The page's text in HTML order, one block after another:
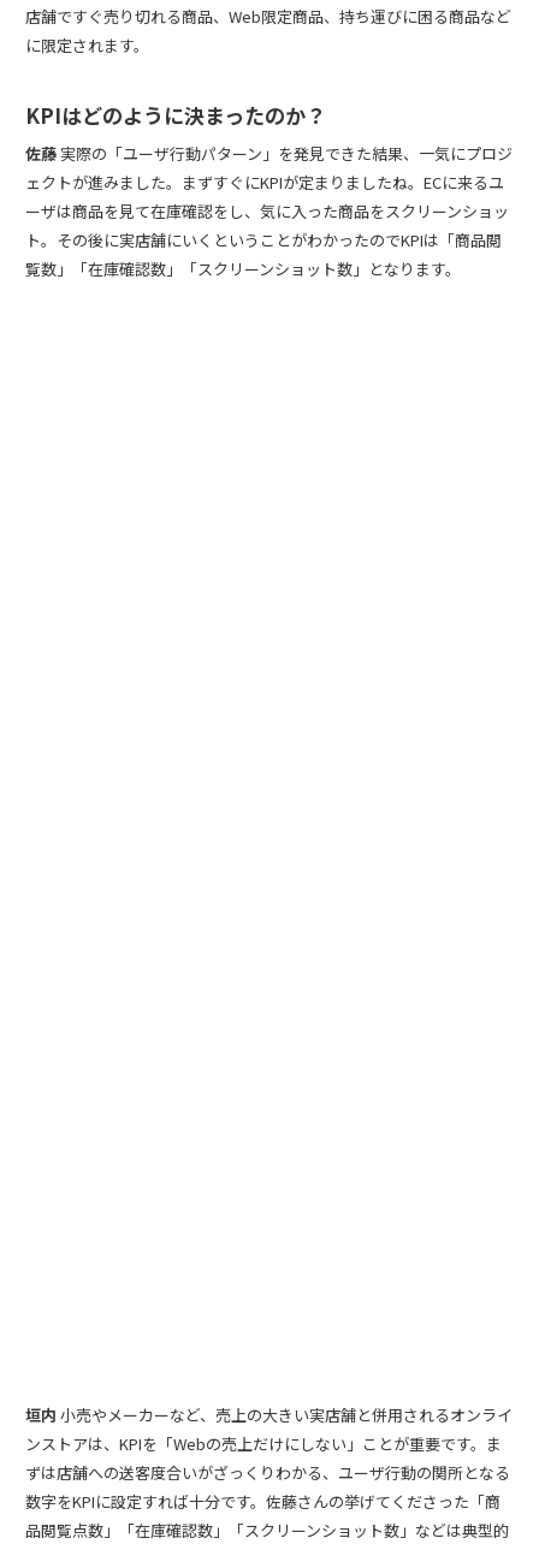
店舗ですぐ売り切れる商品、Web限定商品、持ち運びに困る商品など
に限定されます。
KPIはどのように決まったのか？
佐藤実際の「ユーザ行動パターン」を発見できた結果、一気にプロジ
ェクトが進みました。まずすぐにKPIが定まりましたね。ECに来るユ
ーザは商品を見て在庫確認をし、気に入った商品をスクリーンショッ
ト。その後に実店舗にいくということがわかったのでKPIは「商品閲
覧数」「在庫確認数」「スクリーンショット数」となります。
垣内 小売やメーカーなど、売上の大きい実店舗と併用されるオンライ
ンストアは、KPIを「Webの売上だけにしない」ことが重要です。ま
ずは店舗への送客度合いがざっくりわかる、ユーザ行動の関所となる
数字をKPIに設定すれば十分です。佐藤さんの挙げてくださった「商
品閲覧点数」「在庫確認数」「スクリーンショット数」などは典型的